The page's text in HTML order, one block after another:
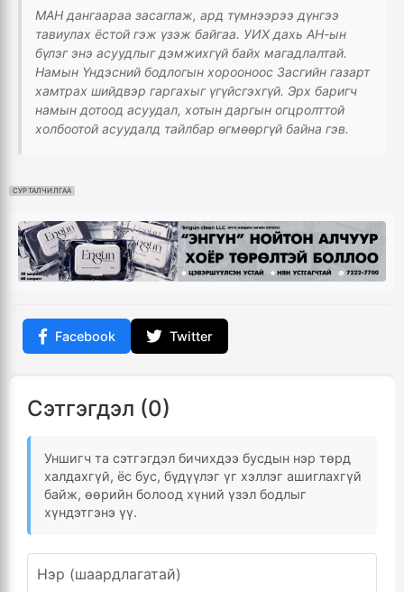
МАН дангаараа засаглаж, ард түмнээрээ дүнгээ
тавиулах ёстой гэж үзэж байгаа. УИХ дахь АН-ын
бүлэг энэ асуудлыг дэмжихгүй байх магадлалтай.
Намын Үндэсний бодлогын хорооноос Засгийн газарт
хамтрах шийдвэр гаргахыг үгүйсгэхгүй. Эрх баригч
намын дотоод асуудал, хотын даргын огцролттой
холбоотой асуудалд тайлбар өгмөөргүй байна гэв.
СУРТАЛЧИЛГАА
Facebook Twitter
Сэтгэгдэл (0)
Уншигч та сэтгэгдэл бичихдээ бусдын нэр төрд
халдахгүй, ёс бус, бүдүүлэг үг хэллэг ашиглахгүй
байж, өөрийн болоод хүний үзэл бодлыг
хүндэтгэнэ үү.